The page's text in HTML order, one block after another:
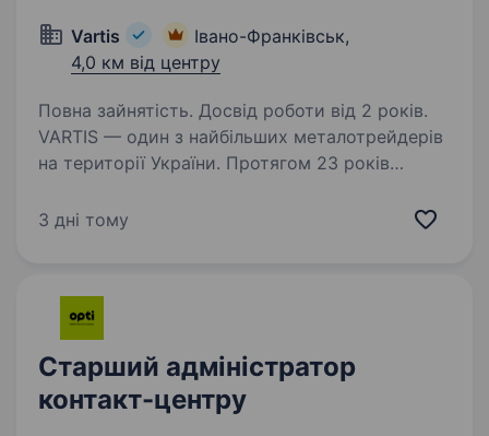
Vartis
Івано-Франківськ,
4,0 км від центру
Повна зайнятість. Досвід роботи від 2 років.
VARTIS — один з найбільших металотрейдерів
на території України. Протягом 23 років
металопрокату на будівельні об'єкти
3 дні тому
Старший адміністратор
контакт-центру